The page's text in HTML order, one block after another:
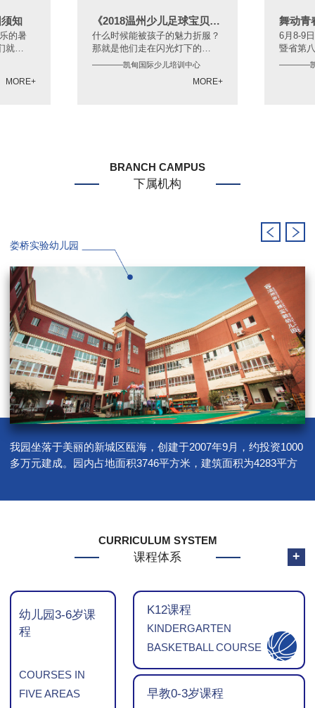
知
的暑
就…
MORE+
《2018温州少儿足球宝贝TV秀》
什么时候能被孩子的魅力折服？
那就是他们走在闪光灯下的…
————凯甸国际少儿培训中心
MORE+
舞动青
6月8-9
暨省第
————凯
BRANCH CAMPUS
下属机构
娄桥实验幼儿园
我园坐落于美丽的新城区瓯海，创建于2007年9月，约投资1000
多万元建成。园内占地面积3746平方米，建筑面积为4283平方
CURRICULUM SYSTEM
课程体系 +
幼儿园3-6岁课
程
COURSES IN
FIVE AREAS
K12课程
KINDERGARTEN
BASKETBALL COURSE
早教0-3岁课程